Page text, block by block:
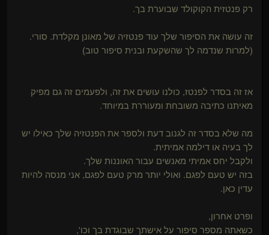
רק פנטזית הקוקולד שבוערת בך.
זה עושה את הסיפור שלך עוד פנטזיה של מאונן מקלדת. סורי.
(למרות שנדמה לך שהשקעת ובנית סיפור טוב)
אז זה בסדר לפנטז, כולנו עושים את זה, ולפעמים זה גם מפיק
מאיתנו כתיבה משובחת ומעוררת במיוחד.
מה שלא בסדר זה לגנוב דעת ולספר את הפנטזיה שלך כאילו יש
לך בעיה או דילמה אמיתית.
ולקבל יחס אמיתי מאנשים עבור האוננות שלך.
בזה יש טעם לפגם. ואולי יותר מרק טעם לפגם, אני מנסה להיות
עדין כאן.
ופרט אחרון,
כשאתה מספר סיפור על אישתך שבוגדת בך וכו',